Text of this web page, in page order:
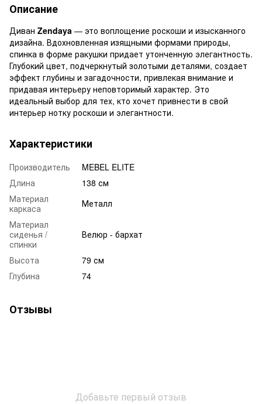
Описание
Диван Zendaya — это воплощение роскоши и изысканного
дизайна. Вдохновленная изящными формами природы,
спинка в форме ракушки придает утонченную элегантность.
Глубокий цвет, подчеркнутый золотыми деталями, создает
эффект глубины и загадочности, привлекая внимание и
придавая интерьеру неповторимый характер. Это
идеальный выбор для тех, кто хочет привнести в свой
интерьер нотку роскоши и элегантности.
Характеристики
Производитель
MEBEL ELITE
Длина
138 см
Материал
каркаса
Металл
Материал
сиденья /
спинки
Велюр - бархат
Высота
79 см
Глубина
74
Отзывы
Добавьте первый отзыв